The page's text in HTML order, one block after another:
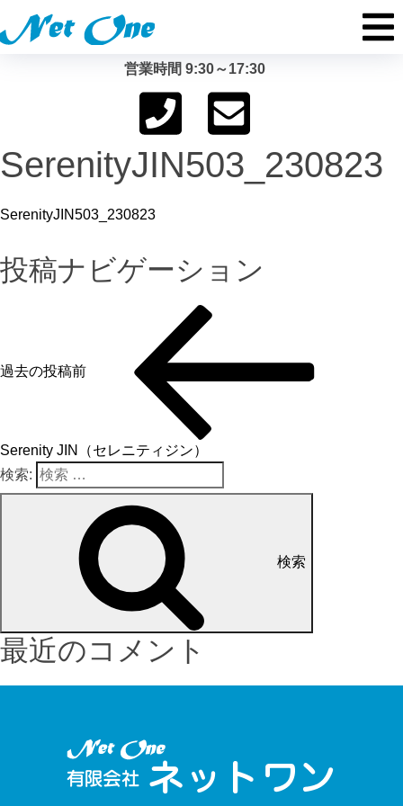
営業時間 9:30～17:30
SerenityJIN503_230823
SerenityJIN503_230823
投稿ナビゲーション
過去の投稿前
Serenity JIN（セレニティジン）
検索:
検索
最近のコメント